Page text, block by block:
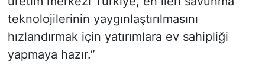
teknolojilerinin yaygınlaştırılmasını
hızlandırmak için yatırımlara ev sahipliği
yapmaya hazır.”